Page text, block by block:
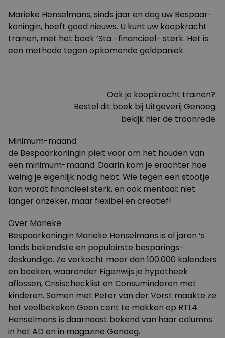
Marieke Henselmans, sinds jaar en dag uw Bespaar-
koningin, heeft goed nieuws. U kunt uw koopkracht
trainen, met het boek ‘Sta -financieel- sterk. Het is
een methode tegen opkomende geldpaniek.
Ook je koopkracht trainen?.
Bestel dit boek bij Uitgeverij Genoeg.
bekijk hier de troonrede.
Minimum-maand
de Bespaarkoningin pleit voor om het houden van
een minimum-maand. Daarin kom je erachter hoe
weinig je eigenlijk nodig hebt. Wie tegen een stootje
kan wordt financieel sterk, en ook mentaal: niet
langer onzeker, maar flexibel en creatief!
Over Marieke
Bespaarkoningin Marieke Henselmans is al jaren ‘s
lands bekendste en populairste besparings-
deskundige. Ze verkocht meer dan 100.000 kalenders
en boeken, waaronder Eigenwijs je hypotheek
aflossen, Crisischecklist en Consuminderen met
kinderen. Samen met Peter van der Vorst maakte ze
het veelbekeken Geen cent te makken op RTL4.
Henselmans is daarnaast bekend van haar columns
in het AD en in magazine Genoeg.